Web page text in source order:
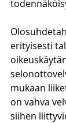
erityisesti
mukaan
on vahva
siihen